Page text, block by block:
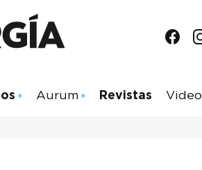
Aurum Revistas Video